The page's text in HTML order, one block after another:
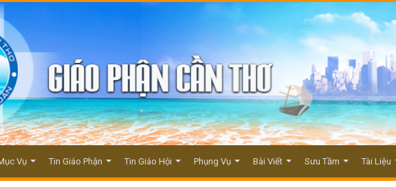
Vụ Tin Giáo Phận Tin Giáo Hội Phụng Vụ Bài Viết Sưu Tầm Tài Liệu